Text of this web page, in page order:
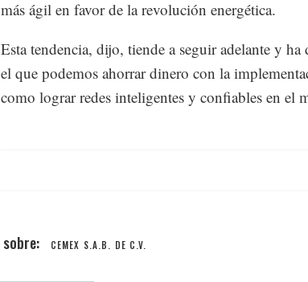
más ágil en favor de la revolución energética.
Esta tendencia, dijo, tiende a seguir adelante y
el que podemos ahorrar dinero con la
como lograr redes inteligentes y confiables en el
CEMEX S.A.B. DE C.V.